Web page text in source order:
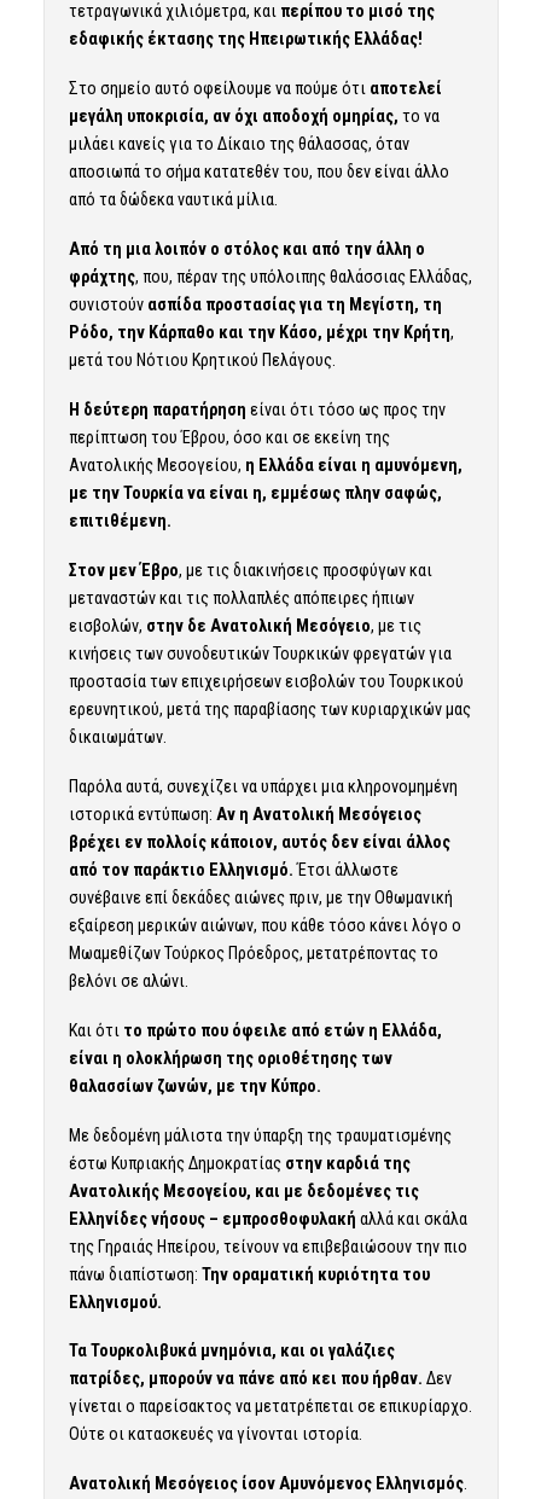
τετραγωνικά χιλιόμετρα, και περίπου το μισό της
εδαφικής έκτασης της Ηπειρωτικής Ελλάδας!
Στο σημείο αυτό οφείλουμε να πούμε ότι αποτελεί
μεγάλη υποκρισία, αν όχι αποδοχή ομηρίας, το να
μιλάει κανείς για το Δίκαιο της θάλασσας, όταν
αποσιωπά το σήμα κατατεθέν του, που δεν είναι άλλο
από τα δώδεκα ναυτικά μίλια.
Από τη μια λοιπόν ο στόλος και από την άλλη ο
φράχτης, που, πέραν της υπόλοιπης θαλάσσιας Ελλάδας,
συνιστούν ασπίδα προστασίας για τη Μεγίστη, τη
Ρόδο, την Κάρπαθο και την Κάσο, μέχρι την Κρήτη,
μετά του Νότιου Κρητικού Πελάγους.
Η δεύτερη παρατήρηση είναι ότι τόσο ως προς την
περίπτωση του Έβρου, όσο και σε εκείνη της
Ανατολικής Μεσογείου, η Ελλάδα είναι η αμυνόμενη,
με την Τουρκία να είναι η, εμμέσως πλην σαφώς,
επιτιθέμενη.
Στον μεν Έβρο, με τις διακινήσεις προσφύγων και
μεταναστών και τις πολλαπλές απόπειρες ήπιων
εισβολών, στην δε Ανατολική Μεσόγειο, με τις
κινήσεις των συνοδευτικών Τουρκικών φρεγατών για
προστασία των επιχειρήσεων εισβολών του Τουρκικού
ερευνητικού, μετά της παραβίασης των κυριαρχικών μας
δικαιωμάτων.
Παρόλα αυτά, συνεχίζει να υπάρχει μια κληρονομημένη
ιστορικά εντύπωση: Αν η Ανατολική Μεσόγειος
βρέχει εν πολλοίς κάποιον, αυτός δεν είναι άλλος
από τον παράκτιο Ελληνισμό.Έτσι άλλωστε
συνέβαινε επί δεκάδες αιώνες πριν, με την Οθωμανική
εξαίρεση μερικών αιώνων, που κάθε τόσο κάνει λόγο ο
Μωαμεθίζων Τούρκος Πρόεδρος, μετατρέποντας το
βελόνι σε αλώνι.
Και ότι το πρώτο που όφειλε από ετών η Ελλάδα,
είναι η ολοκλήρωση της οριοθέτησης των
θαλασσίων ζωνών, με την Κύπρο.
Με δεδομένη μάλιστα την ύπαρξη της τραυματισμένης
έστω Κυπριακής Δημοκρατίας στην καρδιά της
Ανατολικής Μεσογείου, και με δεδομένες τις
Ελληνίδες νήσους – εμπροσθοφυλακή αλλά και σκάλα
της Γηραιάς Ηπείρου, τείνουν να επιβεβαιώσουν την πιο
πάνω διαπίστωση: Την οραματική κυριότητα του
Ελληνισμού.
Τα Τουρκολιβυκά μνημόνια, και οι γαλάζιες
πατρίδες, μπορούν να πάνε από κει που ήρθαν. Δεν
γίνεται ο παρείσακτος να μετατρέπεται σε επικυρίαρχο.
Ούτε οι κατασκευές να γίνονται ιστορία.
Ανατολική Μεσόγειος ίσον Αμυνόμενος Ελληνισμός.